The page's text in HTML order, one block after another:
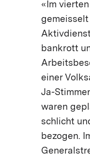
«Im
bankrott
einer
Ja-
waren
schlicht
bezogen.